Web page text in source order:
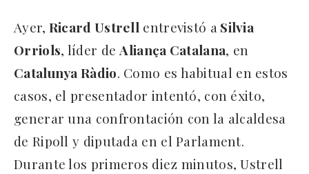
Ayer, Ricard Ustrell entrevistó aSilvia
Orriols, líder deAliança Catalana, en
Catalunya Ràdio. Como es habitual en estos
casos, el presentador intentó, con éxito,
generar una confrontación con la alcaldesa
de Ripoll y diputada en el Parlament.
Durante los primeros diez minutos, Ustrell